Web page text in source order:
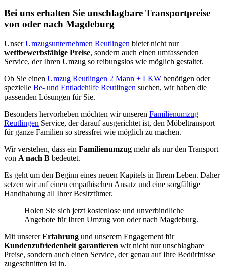
Bei uns erhalten Sie unschlagbare Transportpreise
von oder nach Magdeburg
UnserUmzugsunternehmen Reutlingen bietet nicht nur
wettbewerbsfähige Preise, sondern auch einen umfassenden
Service, der Ihren Umzug so reibungslos wie möglich gestaltet.
Ob Sie einen Umzug Reutlingen 2 Mann + LKW benötigen oder
spezielle Be- und Entladehilfe Reutlingen suchen, wir haben die
passenden Lösungen für Sie.
Besonders hervorheben möchten wir unseren Familienumzug
Reutlingen Service, der darauf ausgerichtet ist, den Möbeltransport
für ganze Familien so stressfrei wie möglich zu machen.
Wir verstehen, dass ein Familienumzug mehr als nur den Transport
von A nach B bedeutet.
Es geht um den Beginn eines neuen Kapitels in Ihrem Leben. Daher
setzen wir auf einen empathischen Ansatz und eine sorgfältige
Handhabung all Ihrer Besitztümer.
Holen Sie sich jetzt kostenlose und unverbindliche
Angebote für Ihren Umzug von oder nach Magdeburg.
Mit unsererErfahrung und unserem Engagement für
Kundenzufriedenheit garantieren wir nicht nur unschlagbare
Preise, sondern auch einen Service, der genau auf Ihre Bedürfnisse
zugeschnitten ist in.